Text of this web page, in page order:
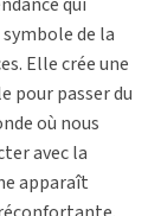
de la
Elle crée une
pour passer du
où nous
avec la
apparaît